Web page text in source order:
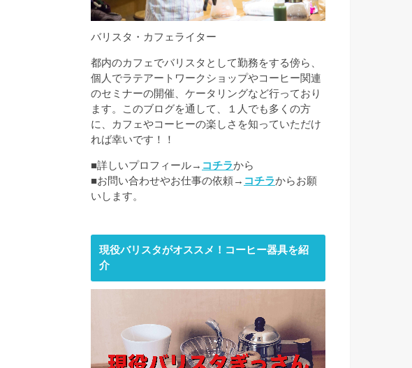
バリスタ・カフェライター
都内のカフェでバリスタとして勤務をする傍ら、
個人でラテアートワークショップやコーヒー関連
のセミナーの開催、ケータリングなど行っており
ます。このブログを通して、１人でも多くの方
に、カフェやコーヒーの楽しさを知っていただけ
れば幸いです！！
■詳しいプロフィール→ コチラから
■お問い合わせやお仕事の依頼→ コチラからお願
いします。
現役バリスタがオススメ！コーヒー器具を紹
介